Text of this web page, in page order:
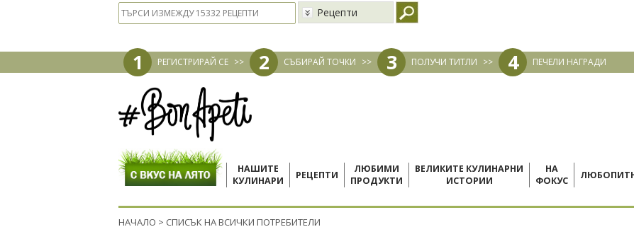
Рецепти
1 РЕГИСТРИРАЙ СЕ >> 2 СЪБИРАЙ ТОЧКИ >> 3 ПОЛУЧИ ТИТЛИ >> 4 ПЕЧЕЛИ НАГРАДИ
НАШИТЕ
КУЛИНАРИ
РЕЦЕПТИ
ЛЮБИМИ
ПРОДУКТИ
ВЕЛИКИТЕ КУЛИНАРНИ
ИСТОРИИ
НА
ФОКУС
НАЧАЛО > СПИСЪК НА ВСИЧКИ ПОТРЕБИТЕЛИ